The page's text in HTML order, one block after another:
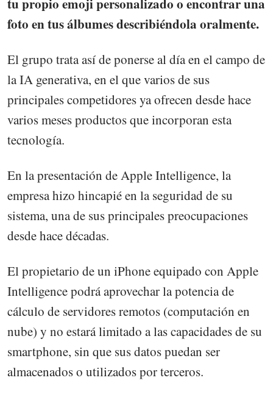
foto en tus álbumes describiéndola oralmente.
El grupo trata así de ponerse al día en el campo de
la IA generativa, en el que varios de sus
principales competidores ya ofrecen desde hace
varios meses productos que incorporan esta
tecnología.
En la presentación de Apple Intelligence, la
empresa hizo hincapié en la seguridad de su
sistema, una de sus principales preocupaciones
desde hace décadas.
El propietario de un iPhone equipado con Apple
Intelligence podrá aprovechar la potencia de
cálculo de servidores remotos (computación en
nube) y no estará limitado a las capacidades de su
smartphone, sin que sus datos puedan ser
almacenados o utilizados por terceros.